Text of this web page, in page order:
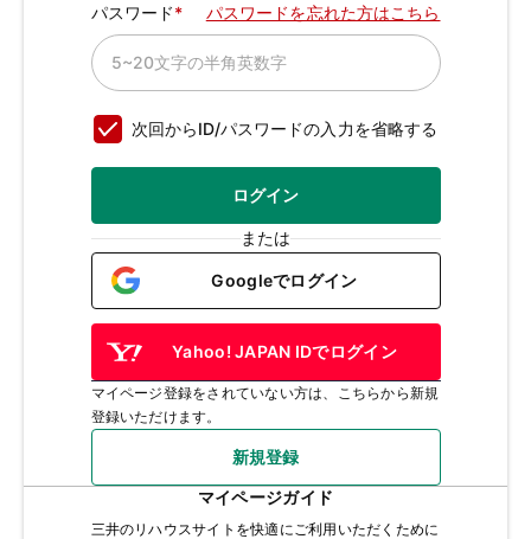
パスワード パスワードを忘れた方はこちら
次回からID/パスワードの入力を省略する
ログイン
または
Googleでログイン
Yahoo! JAPAN IDでログイン
マイページ登録をされていない方は、こちらから新規
登録いただけます。
新規登録
マイページガイド
三井のリハウスサイトを快適にご利用いただくために